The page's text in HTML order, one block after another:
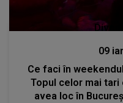
09
Ce faci în
Topul celor mai
avea loc în